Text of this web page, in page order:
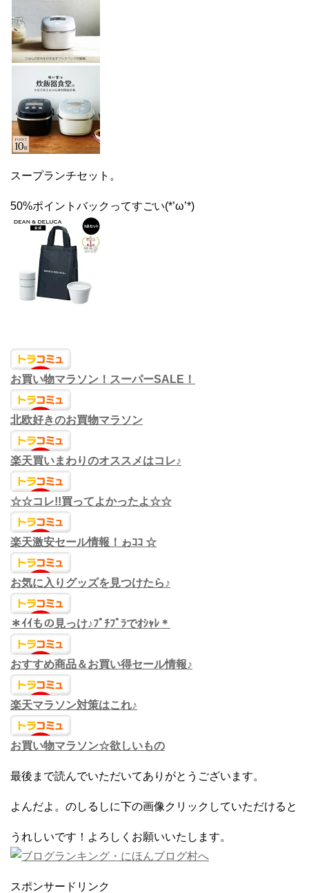
スープランチセット。
50%ポイントバックってすごい(*’ω’*)
お買い物マラソン！スーパーSALE！
北欧好きのお買物マラソン
楽天買いまわりのオススメはコレ♪
☆☆コレ!!買ってよかったよ☆☆
楽天激安セール情報！ゎｺｺ ☆
お気に入りグッズを見つけたら♪
＊ｲｲもの見っけ♪ﾌﾟﾁﾌﾟﾗでｵｼｬﾚ＊
おすすめ商品＆お買い得セール情報♪
楽天マラソン対策はこれ♪
お買い物マラソン☆欲しいもの
最後まで読んでいただいてありがとうございます。
よんだよ。のしるしに下の画像クリックしていただけると
うれしいです！よろしくお願いいたします。
スポンサードリンク